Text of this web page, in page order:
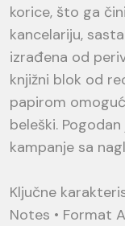
korice, što ga
kancelariju,
izrađena od
knjižni blok od
papirom
beleški.
kampanje sa
Ključne
Notes • Format